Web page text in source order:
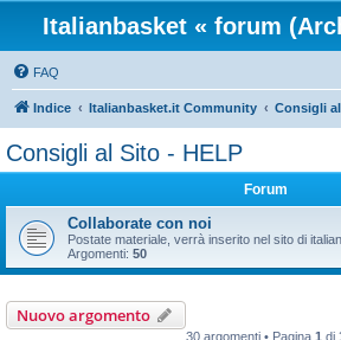
Italianbasket « forum
FAQ
Indice Italianbasket.it Community Consigli
Consigli al Sito - HELP
Forum
Collaborate con noi
Postate materiale, verrà inserito nel sito di
Argomenti: 50
Nuovo argomento
30 argomenti • Pagina 1 di